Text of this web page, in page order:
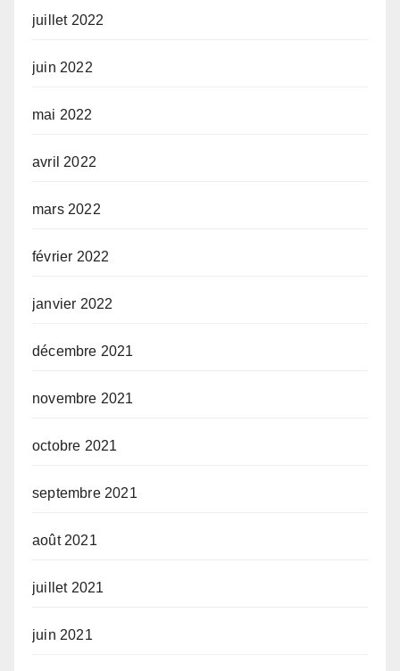
juillet 2022
juin 2022
mai 2022
avril 2022
mars 2022
février 2022
janvier 2022
décembre 2021
novembre 2021
octobre 2021
septembre 2021
août 2021
juillet 2021
juin 2021